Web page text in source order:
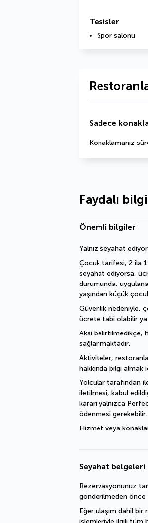
Tesisler
Spor salonu
Sadece
Konaklamanız
Faydalı
Önemli bilgiler
Yalnız seyahat
Çocuk tarifesi, 2 ila
seyahat ediyorsa,
durumunda,
yaşından küçük
Güvenlik nedeniyle,
ücrete tabi olabilir ya
Aksi belirtilmedikçe,
sağlanmaktadır.
Aktiviteler,
hakkında bilgi
Yolcular tarafından
iletilmesi, kabul
kararı yalnızca
ödenmesi gerekebilir.
Hizmet veya
Seyahat belgeleri
Rezervasyonunuz
gönderilmeden önce
Eğer ulaşım dahil bir
işlemleriyle ilgili tüm